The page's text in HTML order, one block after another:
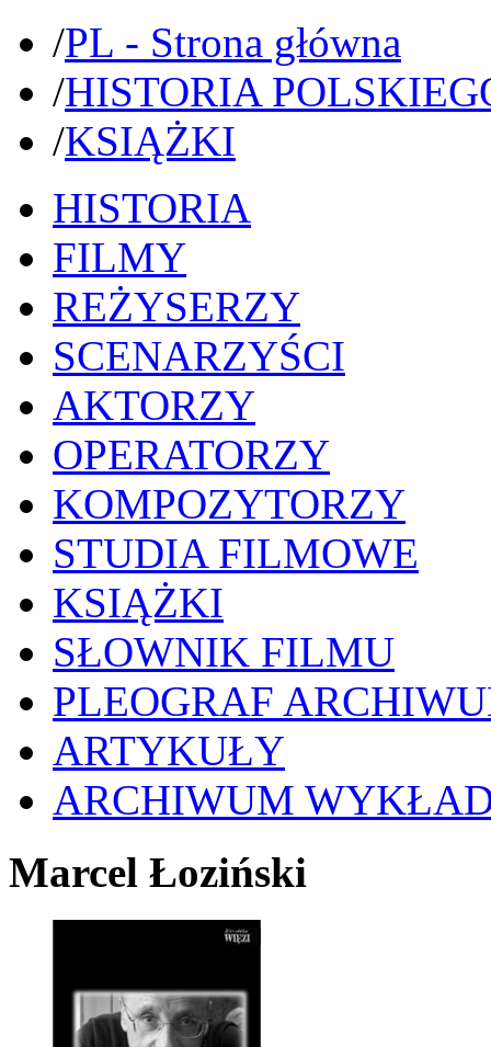
/PL - Strona główna
/HISTORIA
/KSIĄŻKI
HISTORIA
FILMY
REŻYSERZY
SCENARZYŚCI
AKTORZY
OPERATORZY
KOMPOZYTORZY
STUDIA FILMOWE
KSIĄŻKI
SŁOWNIK FILMU
PLEOGRAF
ARTYKUŁY
ARCHIWUM
Marcel Łoziński